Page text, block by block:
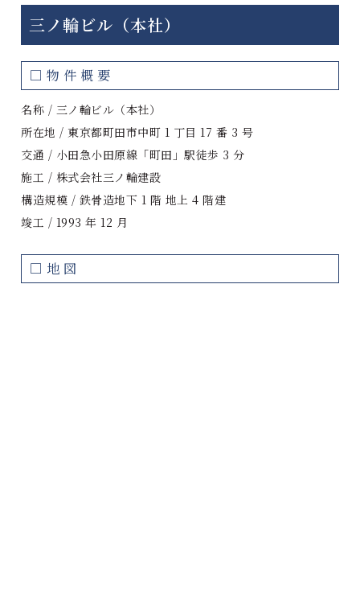
三ノ輪ビル（本社）
□物件概要
名称 / 三ノ輪ビル（本社）
所在地 / 東京都町田市中町 1 丁目 17 番 3 号
交通 / 小田急小田原線「町田」駅徒歩 3 分
施工 / 株式会社三ノ輪建設
構造規模 / 鉄骨造地下 1 階 地上 4 階建
竣工 / 1993 年 12 月
□地図